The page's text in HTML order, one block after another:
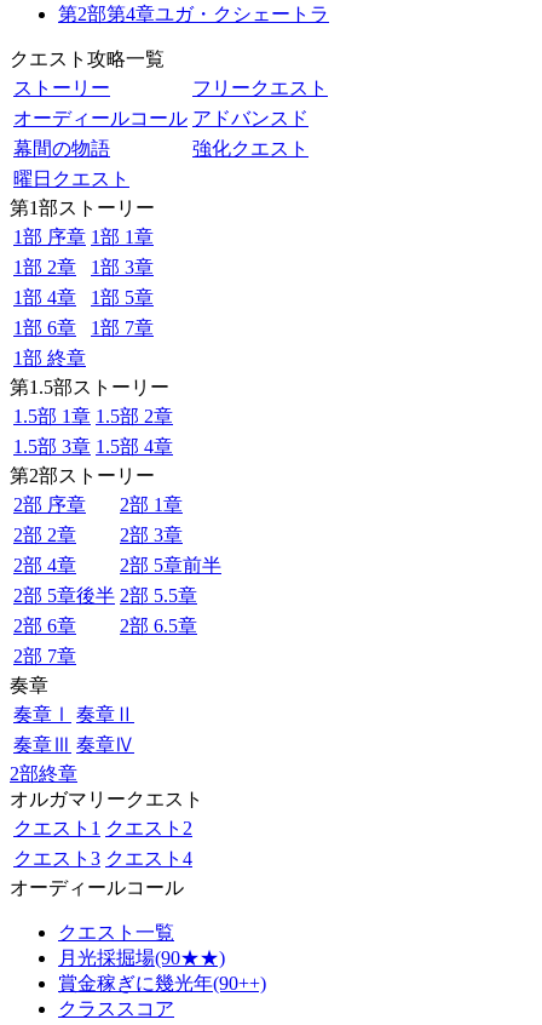
第2部第4章ユガ・クシェートラ
クエスト攻略一覧
ストーリー
フリークエスト
オーディールコール アドバンスド
幕間の物語
強化クエスト
曜日クエスト
第1部ストーリー
1部 序章 1部 1章
1部 2章
1部 3章
1部 4章
1部 5章
1部 6章
1部 7章
1部 終章
第1.5部ストーリー
1.5部 1章 1.5部 2章
1.5部 3章 1.5部 4章
第2部ストーリー
2部 序章
2部 1章
2部 2章
2部 3章
2部 4章
2部 5章前半
2部 5章後半 2部 5.5章
2部 6章
2部 6.5章
2部 7章
奏章
奏章Ⅰ
奏章Ⅱ
奏章Ⅲ 奏章Ⅳ
2部終章
オルガマリークエスト
クエスト1 クエスト2
クエスト3 クエスト4
オーディールコール
クエスト一覧
月光採掘場(90★★)
賞金稼ぎに幾光年(90++)
クラススコア